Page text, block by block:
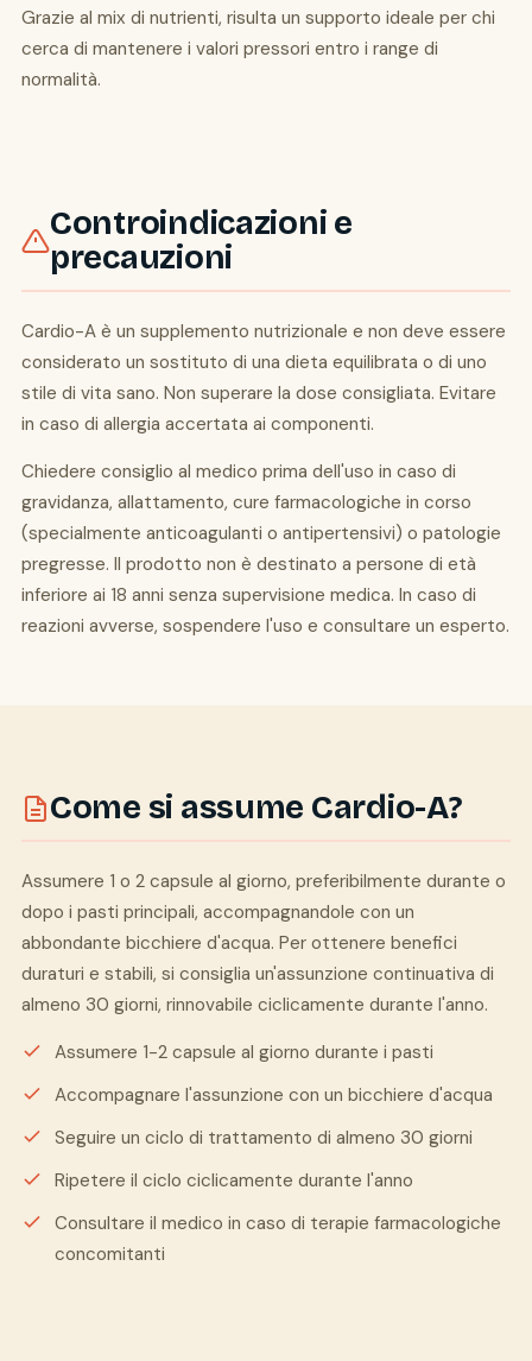
Grazie al mix di nutrienti, risulta un supporto ideale per chi
cerca di mantenere i valori pressori entro i range di
normalità.
Controindicazioni e
precauzioni
Cardio-A è un supplemento nutrizionale e non deve essere
considerato un sostituto di una dieta equilibrata o di uno
stile di vita sano. Non superare la dose consigliata. Evitare
in caso di allergia accertata ai componenti.
Chiedere consiglio al medico prima dell'uso in caso di
gravidanza, allattamento, cure farmacologiche in corso
(specialmente anticoagulanti o antipertensivi) o patologie
pregresse. Il prodotto non è destinato a persone di età
inferiore ai 18 anni senza supervisione medica. In caso di
reazioni avverse, sospendere l'uso e consultare un esperto.
Come si assume Cardio-A?
Assumere 1 o 2 capsule al giorno, preferibilmente durante o
dopo i pasti principali, accompagnandole con un
abbondante bicchiere d'acqua. Per ottenere benefici
duraturi e stabili, si consiglia un'assunzione continuativa di
almeno 30 giorni, rinnovabile ciclicamente durante l'anno.
Assumere 1-2 capsule al giorno durante i pasti
Accompagnare l'assunzione con un bicchiere d'acqua
Seguire un ciclo di trattamento di almeno 30 giorni
Ripetere il ciclo ciclicamente durante l'anno
Consultare il medico in caso di terapie farmacologiche
concomitanti